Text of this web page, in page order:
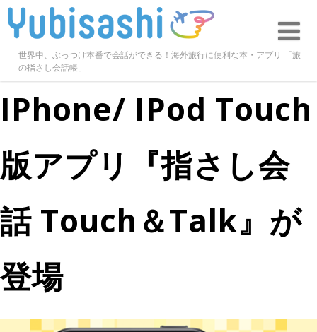
世界中、ぶっつけ本番で会話ができる！海外旅行に便利な本・アプリ 「旅
の指さし会話帳」
IPhone/ IPod Touch
版アプリ『指さし会
話 Touch＆talk』が
登場